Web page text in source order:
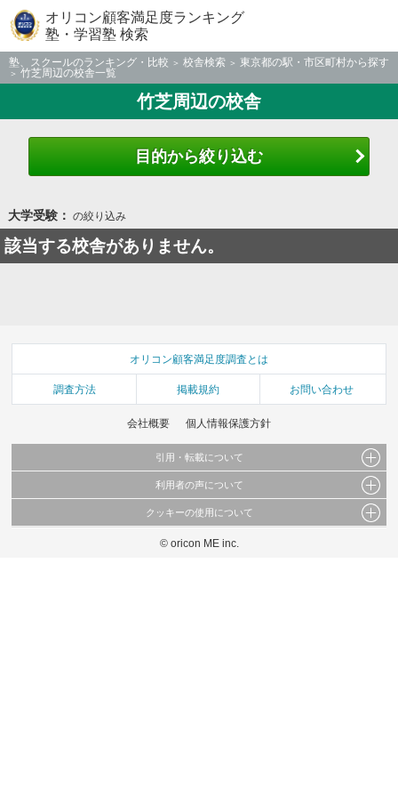
オリコン顧客満足度ランキング
塾・学習塾 検索
塾、スクールのランキング・比較 校舎検索
東京都の駅・市区町村から探す
竹芝周辺の校舎一覧
竹芝周辺の校舎
目的から絞り込む
大学受験： の絞り込み
該当する校舎がありません。
オリコン顧客満足度調査とは
調査方法 掲載規約 お問い合わせ
会社概要 個人情報保護方針
引用・転載について
当サイトで公開されている情報（文字、写真、イラスト、画像データ等）及びこれらの配
これらの情報を権利者の許可なく無断転載・複製などの二次利用を行うことは固く禁じて
利用者の声について
当サイトに掲載している内容はすべてサービスの利用者が提出された見解・感想です。
弊社の見解・ 意見ではないことをご理解いただいた上でご覧ください。
クッキーの使用について
このサイトでは Cookie を使用して、ユーザーに合わせたコンテンツや広告の表示、ソー
© oricon ME inc.